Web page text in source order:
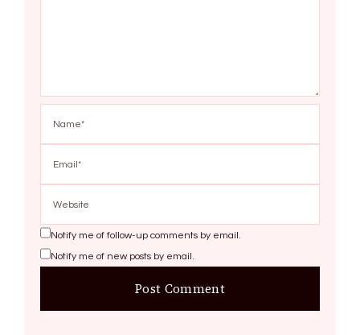
Notify me of follow-up comments by email.
Notify me of new posts by email.